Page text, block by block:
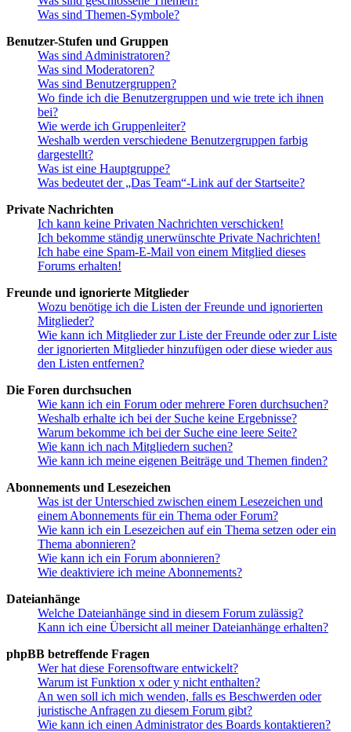
Was sind Themen-Symbole?
Benutzer-Stufen und Gruppen
Was sind Administratoren?
Was sind Moderatoren?
Was sind Benutzergruppen?
Wo finde ich die Benutzergruppen und wie trete ich ihnen
bei?
Wie werde ich Gruppenleiter?
Weshalb werden verschiedene Benutzergruppen farbig
dargestellt?
Was ist eine Hauptgruppe?
Was bedeutet der „Das Team“-Link auf der Startseite?
Private Nachrichten
Ich kann keine Privaten Nachrichten verschicken!
Ich bekomme ständig unerwünschte Private Nachrichten!
Ich habe eine Spam-E-Mail von einem Mitglied dieses
Forums erhalten!
Freunde und ignorierte Mitglieder
Wozu benötige ich die Listen der Freunde und ignorierten
Mitglieder?
Wie kann ich Mitglieder zur Liste der Freunde oder zur Liste
der ignorierten Mitglieder hinzufügen oder diese wieder aus
den Listen entfernen?
Die Foren durchsuchen
Wie kann ich ein Forum oder mehrere Foren durchsuchen?
Weshalb erhalte ich bei der Suche keine Ergebnisse?
Warum bekomme ich bei der Suche eine leere Seite?
Wie kann ich nach Mitgliedern suchen?
Wie kann ich meine eigenen Beiträge und Themen finden?
Abonnements und Lesezeichen
Was ist der Unterschied zwischen einem Lesezeichen und
einem Abonnements für ein Thema oder Forum?
Wie kann ich ein Lesezeichen auf ein Thema setzen oder ein
Thema abonnieren?
Wie kann ich ein Forum abonnieren?
Wie deaktiviere ich meine Abonnements?
Dateianhänge
Welche Dateianhänge sind in diesem Forum zulässig?
Kann ich eine Übersicht all meiner Dateianhänge erhalten?
phpBB betreffende Fragen
Wer hat diese Forensoftware entwickelt?
Warum ist Funktion x oder y nicht enthalten?
An wen soll ich mich wenden, falls es Beschwerden oder
juristische Anfragen zu diesem Forum gibt?
Wie kann ich einen Administrator des Boards kontaktieren?